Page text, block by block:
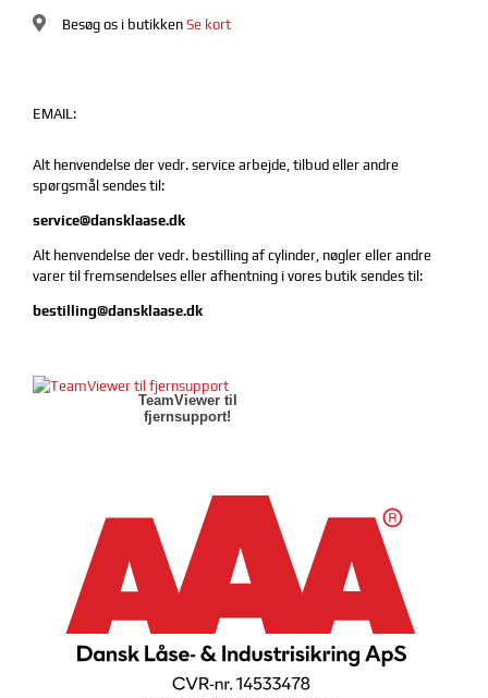
Besøg os i butikken Se kort
EMAIL:
Alt henvendelse der vedr. service arbejde, tilbud eller andre
spørgsmål sendes til:
service@dansklaase.dk
Alt henvendelse der vedr. bestilling af cylinder, nøgler eller andre
varer til fremsendelses eller afhentning i vores butik sendes til:
bestilling@dansklaase.dk
TeamViewer til
fjernsupport!